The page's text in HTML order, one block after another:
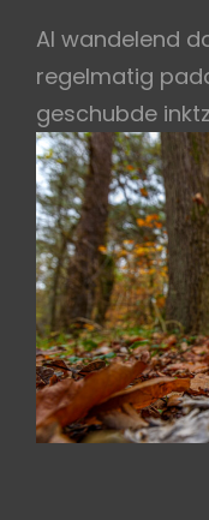
Al wandelend
regelmatig
geschubde